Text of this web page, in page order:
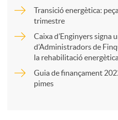
r
Transició energètica:
trimestre
Caixa d’Enginyers signa
d’Administradors de
la rehabilitació energètica
Guia de finançament
pimes